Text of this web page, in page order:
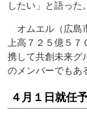
したい」と語った。
オムエル（広島
上高７２５億５
携して共創未来グ
のメンバーでもあ
４月１日就任